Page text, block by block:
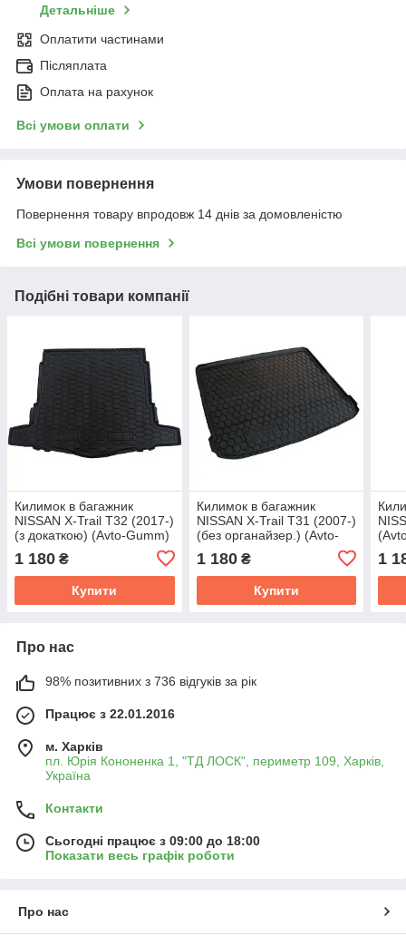
Детальніше
Оплатити частинами
Післяплата
Оплата на рахунок
Всі умови оплати
Умови повернення
Повернення товару впродовж 14 днів за домовленістю
Всі умови повернення
Подібні товари компанії
Килимок в багажник
NISSAN X-Trail T32 (2017-)
(з докаткою) (Avto-Gumm)
1 180 ₴
Купити
Килимок в багажник
NISSAN X-Trail T31 (2007-)
(без органайзер.) (Avto-
1 180₴
Купити
1
Про нас
98% позитивних з 736 відгуків за рік
Працює з 22.01.2016
м. Харків
пл. Юрія Кононенка 1, "ТД ЛОСК", периметр 109, Харків,
Україна
Контакти
Сьогодні працює з 09:00 до 18:00
Показати весь графік роботи
Про нас